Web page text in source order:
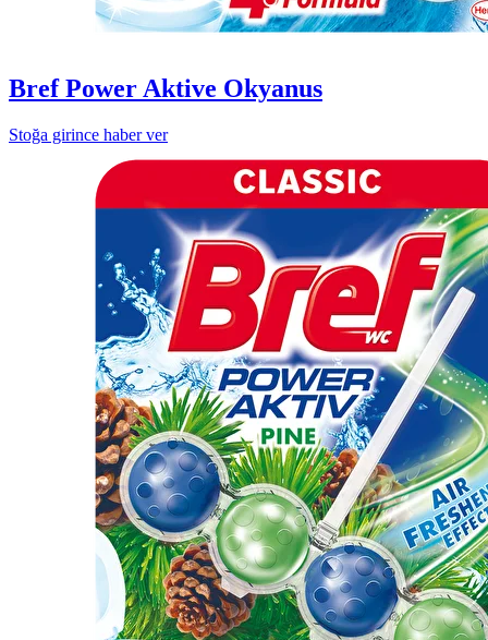
Bref Power Aktive Okyanus
Stoğa girince haber ver